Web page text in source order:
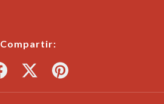
Compartir: